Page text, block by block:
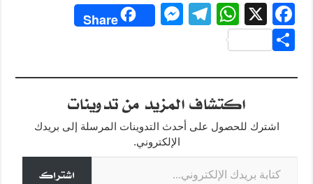
F
a
c
e
o
k
X
W
s
A
p
T
gr
a
m
M
e
n
g
er
Share
ar
اكتشاف المزيد من تدوينات
اشترك للحصول على أحدث التدوينات المرسلة إلى بريدك
الإلكتروني.
كتابة بريدك الإلكتروني...
اشتراك